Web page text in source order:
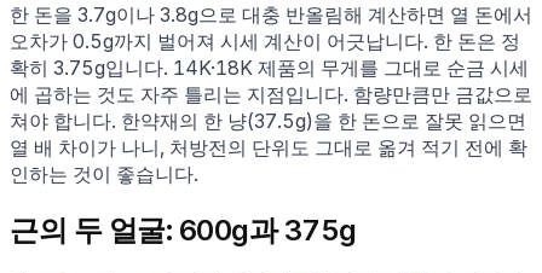
한 돈을 3.7g이나 3.8g으로 대충 반올림해 계산하면 열 돈에서
오차가 0.5g까지 벌어져 시세 계산이 어긋납니다. 한 돈은 정
확히 3.75g입니다. 14K·18K 제품의 무게를 그대로 순금 시세
에 곱하는 것도 자주 틀리는 지점입니다. 함량만큼만 금값으로
쳐야 합니다. 한약재의 한 냥(37.5g)을 한 돈으로 잘못 읽으면
열 배 차이가 나니, 처방전의 단위도 그대로 옮겨 적기 전에 확
인하는 것이 좋습니다.
근의 두 얼굴: 600g과 375g